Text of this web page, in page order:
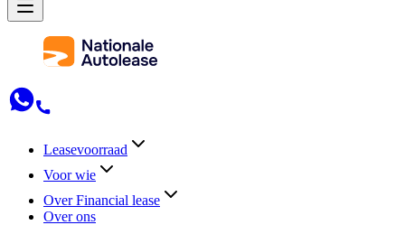
Leasevoorraad
Voor wie
Over Financial lease
Over ons